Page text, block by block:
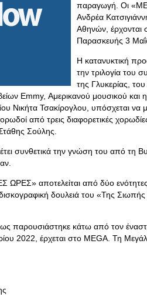
παραγωγή. Οι
Ανδρέα
Αθηνών, έρχονται
Παρασκευής 3
Η κατανυκτική
την τριλογία του
της Γλυκερίας,
Emmy, Αμερικανού μουσικού
Νικήτα Τσακίρογλου, υπόσχεται να
από τρεις διαφορετικές
Σούλης.
συνθετικά την γνώση του από τη
ΩΡΕΣ» αποτελείται από δύο
δουλειά του «Της
παρουσιάστηκε κάτω από τον
2022, έρχεται στο MEGA. Τη